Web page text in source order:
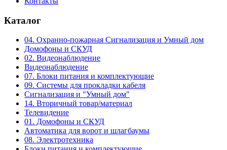
Каталог
04. Охранно-пожарная Сигнализация и Умный дом
Домофоны и СКУД
02. Видеонаблюдение
Видеонаблюдение
07. Блоки питания и комплектующие
09. Системы для прокладки кабеля
Сигнализация и "Умный дом"
14. Вторичный товар/материал
Телевидение
01. Домофоны и СКУД
Автоматика для ворот и шлагбаумы
08. Электротехника